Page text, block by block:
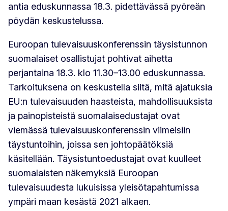
antia eduskunnassa 18.3. pidettävässä pyöreän
pöydän keskustelussa.
Euroopan tulevaisuuskonferenssin täysistunnon
suomalaiset osallistujat pohtivat aihetta
perjantaina 18.3. klo 11.30–13.00 eduskunnassa.
Tarkoituksena on keskustella siitä, mitä ajatuksia
EU:n tulevaisuuden haasteista, mahdollisuuksista
ja painopisteistä suomalaisedustajat ovat
viemässä tulevaisuuskonferenssin viimeisiin
täystuntoihin, joissa sen johtopäätöksiä
käsitellään. Täysistuntoedustajat ovat kuulleet
suomalaisten näkemyksiä Euroopan
tulevaisuudesta lukuisissa yleisötapahtumissa
ympäri maan kesästä 2021 alkaen.